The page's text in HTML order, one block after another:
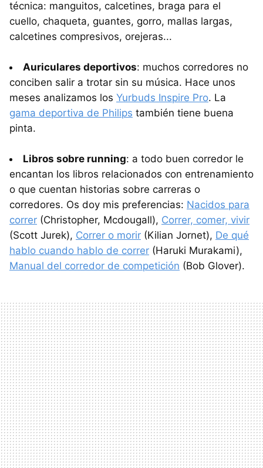
técnica: manguitos, calcetines, braga para el
cuello, chaqueta, guantes, gorro, mallas largas,
calcetines compresivos, orejeras...
Auriculares deportivos: muchos corredores no
conciben salir a trotar sin su música. Hace unos
meses analizamos los Yurbuds Inspire Pro. La
gama deportiva de Philips también tiene buena
pinta.
Libros sobre running: a todo buen corredor le
encantan los libros relacionados con entrenamiento
o que cuentan historias sobre carreras o
corredores. Os doy mis preferencias: Nacidos para
correr (Christopher, Mcdougall), Correr, comer, vivir
(Scott Jurek), Correr o morir (Kilian Jornet), De qué
hablo cuando hablo de correr (Haruki Murakami),
Manual del corredor de competición (Bob Glover).